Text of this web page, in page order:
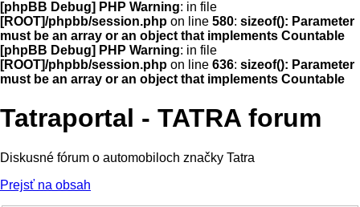
[phpBB Debug] PHP Warning: in file
[ROOT]/phpbb/session.php on line 580: sizeof(): Parameter
must be an array or an object that implements Countable
[phpBB Debug] PHP Warning: in file
[ROOT]/phpbb/session.php on line 636: sizeof(): Parameter
must be an array or an object that implements Countable
Tatraportal - TATRA forum
Diskusné fórum o automobiloch značky Tatra
Prejsť na obsah